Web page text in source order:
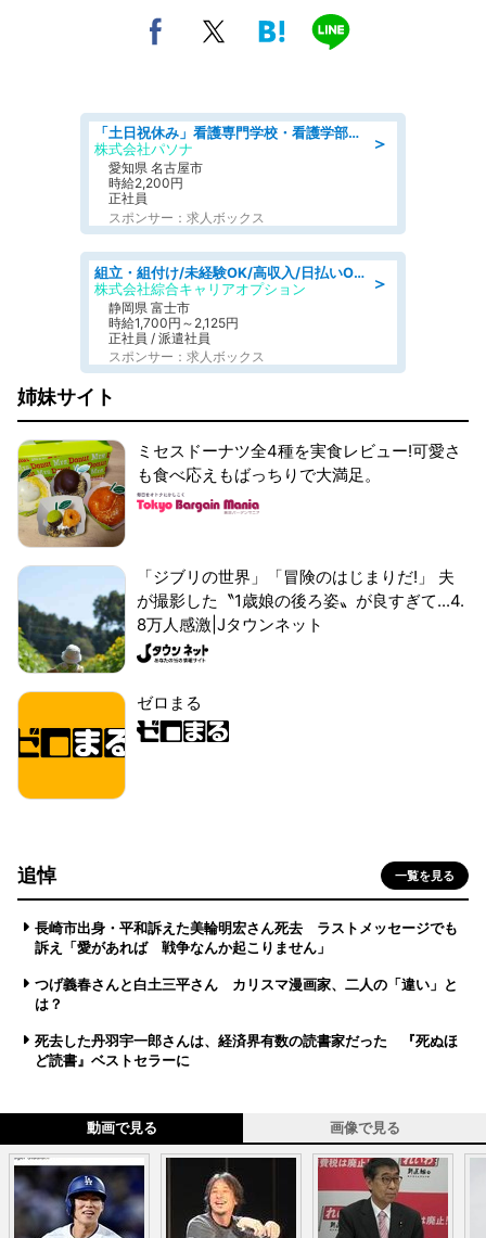
＞
「土日祝休み」看護専門学校・看護学部での教員業務/高時給/要資格:保健師、正看護師
株式会社パソナ
愛知県 名古屋市
時給2,200円
正社員
スポンサー：求人ボックス
＞
組立・組付け/未経験OK/高収入/日払いOK/寮費無料/交替制
株式会社綜合キャリアオプション
静岡県 富士市
時給1,700円～2,125円
正社員 / 派遣社員
スポンサー：求人ボックス
姉妹サイト
ミセスドーナツ全4種を実食レビュー!可愛さ
も食べ応えもばっちりで大満足。
「ジブリの世界」「冒険のはじまりだ!」 夫
が撮影した〝1歳娘の後ろ姿〟が良すぎて...4.
8万人感激|Jタウンネット
ゼロまる
追悼 一覧を見る
長崎市出身・平和訴えた美輪明宏さん死去 ラストメッセージでも
訴え「愛があれば 戦争なんか起こりません」
つげ義春さんと白土三平さん カリスマ漫画家、二人の「違い」と
は？
死去した丹羽宇一郎さんは、経済界有数の読書家だった 『死ぬほ
ど読書』ベストセラーに
動画で見る 画像で見る